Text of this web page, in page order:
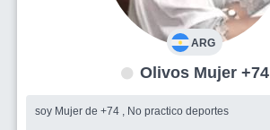
ARG
Olivos Mujer +74
soy Mujer de +74 , No practico deportes